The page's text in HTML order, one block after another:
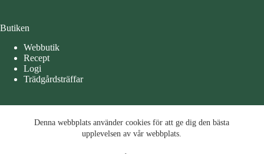
Denna webbplats använder cookies för att ge dig den bästa
upplevelsen av vår webbplats.
Butiken
Webbutik
Recept
Logi
Trädgårdsträffar
Måndag – Tisdag 10-15
Denna webbplats använder cookies för att ge dig den bästa